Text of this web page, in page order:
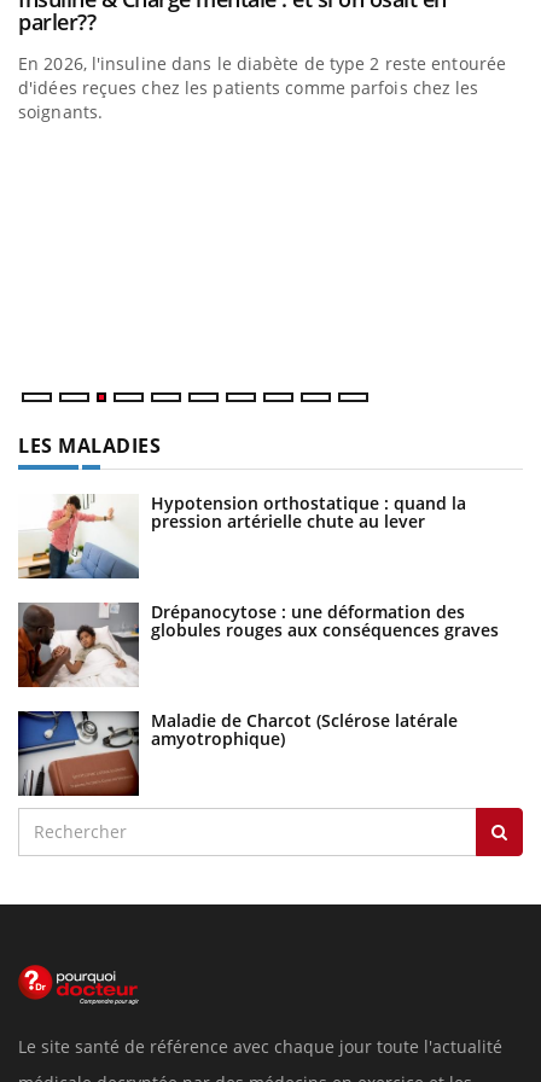
parler??Youtube
En 2026, l'insuline dans le diabète de type 2 reste entourée
d'idées reçues chez les patients comme parfois chez les
soignants.
LES MALADIES
Hypotension orthostatique : quand la
pression artérielle chute au lever
Drépanocytose : une déformation des
globules rouges aux conséquences graves
Maladie de Charcot (Sclérose latérale
amyotrophique)
Le site santé de référence avec chaque jour toute l'actualité